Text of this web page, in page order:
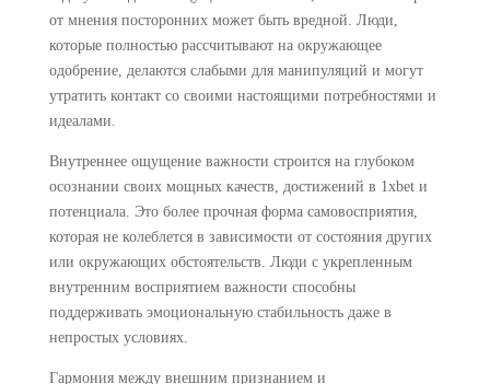
от мнения посторонних может быть вредной. Люди,
которые полностью рассчитывают на окружающее
одобрение, делаются слабыми для манипуляций и могут
утратить контакт со своими настоящими потребностями и
идеалами.
Внутреннее ощущение важности строится на глубоком
осознании своих мощных качеств, достижений в 1xbet и
потенциала. Это более прочная форма самовосприятия,
которая не колеблется в зависимости от состояния других
или окружающих обстоятельств. Люди с укрепленным
внутренним восприятием важности способны
поддерживать эмоциональную стабильность даже в
непростых условиях.
Гармония между внешним признанием и